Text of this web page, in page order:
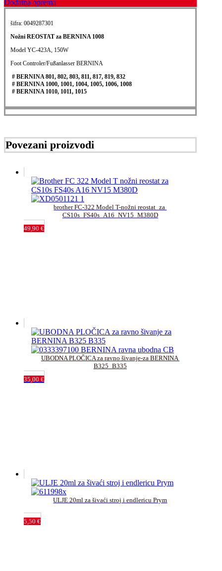
Dodatna oprema
šifra: 0049287301
Nožni REOSTAT za BERNINA 1008
Model YC-423A, 150W
Foot Controler/Fußanlasser BERNINA
# BERNINA 801, 802, 803, 811, 817, 819, 832
# BERNINA 1000, 1001, 1004, 1005, 1006, 1008
# BERNINA 1010, 1011, 1015
Povezani proizvodi
brother FC-322 Model T-nožni reostat_za
CS10s_FS40s_A16_NV15_M380D
49,90 €
UBODNA PLOČICA za ravno šivanje-za BERNINA
B325_B335
35,00 €
ULJE 20ml za šivaći stroj i endlericu Prym
5,50 €